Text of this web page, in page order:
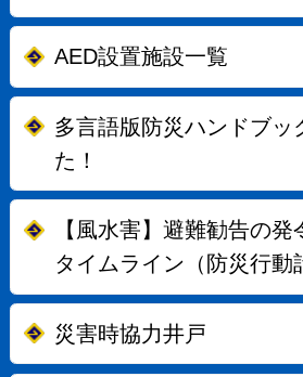
AED設置施設一覧
多言語版防災ハンドブッ
た！
【風水害】避難勧告の
タイムライン（防災行動
災害時協力井戸